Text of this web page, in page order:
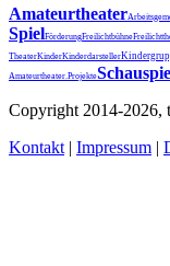
Amateurtheater
SpielFörderungFreilichtbühne
TheaterKinderKinderdarsteller
Amateurtheater. Projekte
Copyright 2014-2026,
Kontakt | Impressum |